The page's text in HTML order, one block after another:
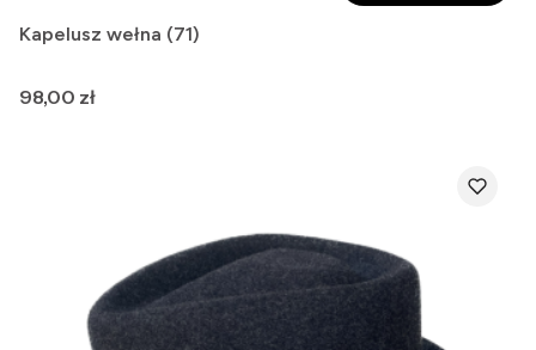
Kapelusz wełna (71)
Cena
98,00 zł